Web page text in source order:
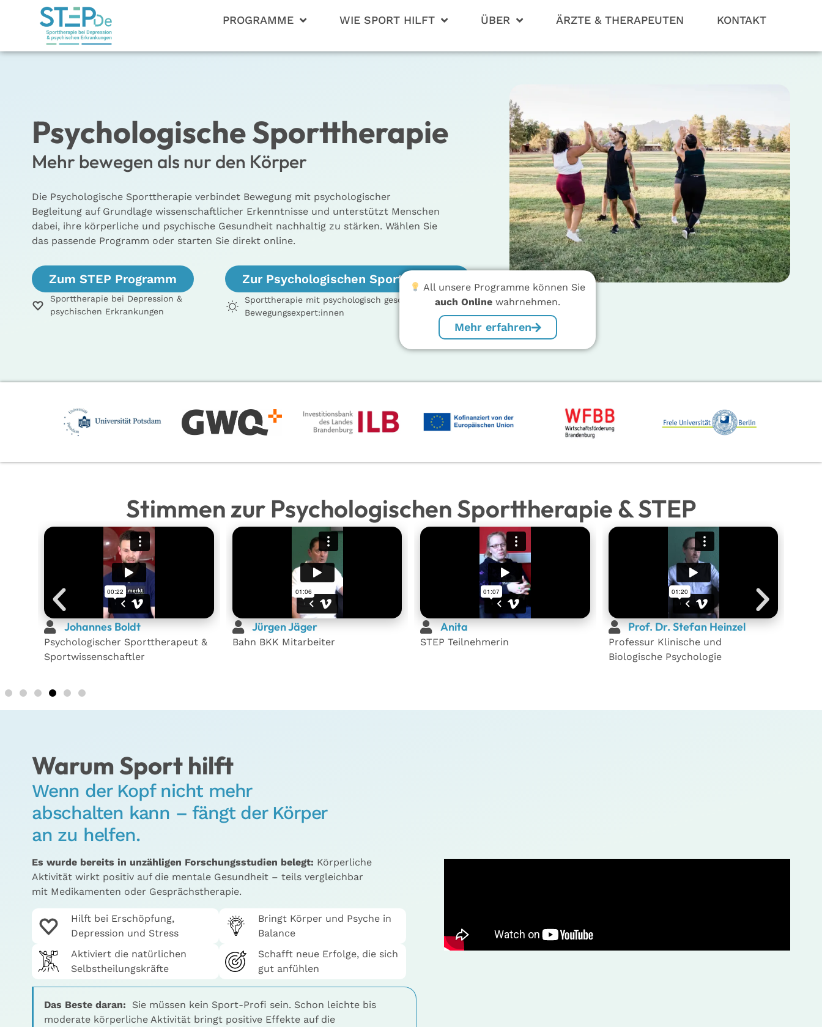
PROGRAMME WIE SPORT HILFT ÜBER ÄRZTE & THERAPEUTEN KONTAKT
Psychologische Sporttherapie
Mehr bewegen als nur den Körper
Die Psychologische Sporttherapie verbindet Bewegung mit psychologischer
Begleitung auf Grundlage wissenschaftlicher Erkenntnisse und unterstützt Menschen
dabei, ihre körperliche und psychische Gesundheit nachhaltig zu stärken. Wählen Sie
das passende Programm oder starten Sie direkt online.
Zum STEP Programm
Sporttherapie bei Depression &
psychischen Erkrankungen
Zur Psychologischen Sporttherapie
Sporttherapie mit psychologisch geschulten
Bewegungsexpert:innen
All unsere Programme können Sie
auch Online wahrnehmen.
Mehr erfahren
Stimmen zur Psychologischen Sporttherapie & STEP
Johannes Boldt
Psychologischer Sporttherapeut &
Sportwissenschaftler
Jürgen Jäger
Bahn BKK Mitarbeiter
Anita
STEP Teilnehmerin
Prof. Dr. Stefan Heinzel
Professur Klinische und
Biologische Psychologie
Warum Sport hilft
Wenn der Kopf nicht mehr
abschalten kann – fängt der Körper
an zu helfen.
Es wurde bereits in unzähligen Forschungsstudien belegt: Körperliche
Aktivität wirkt positiv auf die mentale Gesundheit – teils vergleichbar
mit Medikamenten oder Gesprächstherapie.
Hilft bei Erschöpfung,
Depression und Stress
Aktiviert die natürlichen
Selbstheilungskräfte
Bringt Körper und Psyche in
Balance
Schafft neue Erfolge, die sich
gut anfühlen
Das Beste daran: Sie müssen kein Sport-Profi sein. Schon leichte bis
moderate körperliche Aktivität bringt positive Effekte auf die